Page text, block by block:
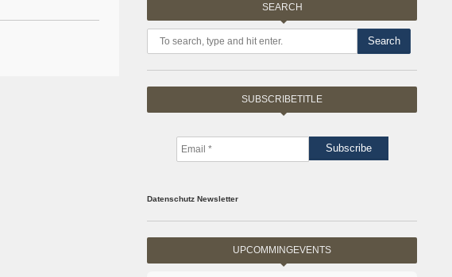
SEARCH
Search
SUBSCRIBETITLE
Datenschutz Newsletter
UPCOMMINGEVENTS